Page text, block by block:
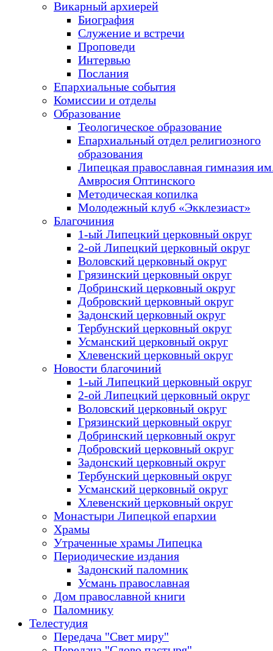
Викарный архиерей
Биография
Служение и встречи
Проповеди
Интервью
Послания
Епархиальные события
Комиссии и отделы
Образование
Теологическое образование
Епархиальный отдел религиозного
образования
Липецкая православная гимназия
Амвросия Оптинского
Методическая копилка
Молодежный клуб «Экклезиаст»
Благочиния
1-ый Липецкий церковный округ
2-ой Липецкий церковный округ
Воловский церковный округ
Грязинский церковный округ
Добринский церковный округ
Добровский церковный округ
Задонский церковный округ
Тербунский церковный округ
Усманский церковный округ
Хлевенский церковный округ
Новости благочиний
1-ый Липецкий церковный округ
2-ой Липецкий церковный округ
Воловский церковный округ
Грязинский церковный округ
Добринский церковный округ
Добровский церковный округ
Задонский церковный округ
Тербунский церковный округ
Усманский церковный округ
Хлевенский церковный округ
Монастыри Липецкой епархии
Храмы
Утраченные храмы Липецка
Периодические издания
Задонский паломник
Усмань православная
Дом православной книги
Паломнику
Телестудия
Передача "Свет миру"